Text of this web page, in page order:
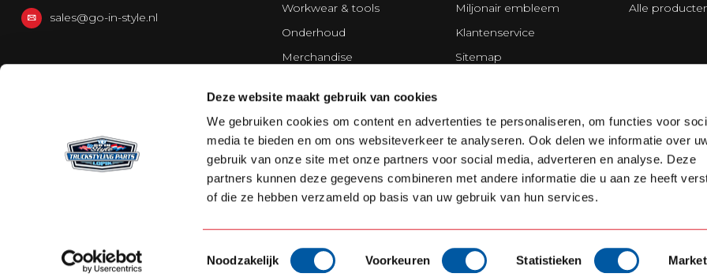
Deze website maakt gebruik van cookies
We gebruiken cookies om content en advertenties te personaliseren, om functies voor
media te bieden en om ons websiteverkeer te analyseren. Ook delen we informatie over
gebruik van onze site met onze partners voor social media, adverteren en analyse. Deze
partners kunnen deze gegevens combineren met andere informatie die u aan ze heeft
of die ze hebben verzameld op basis van uw gebruik van hun services.
Toestemmingsselectie
Noodzakelijk Voorkeuren Statistieken
sales@go-in-style.nl
Workwear & tools
Onderhoud
Merchandise
Strands Lighting Division
Miljonair embleem
Klantenservice
Sitemap
Algemene voorwaarden
Cookie policy
Alle